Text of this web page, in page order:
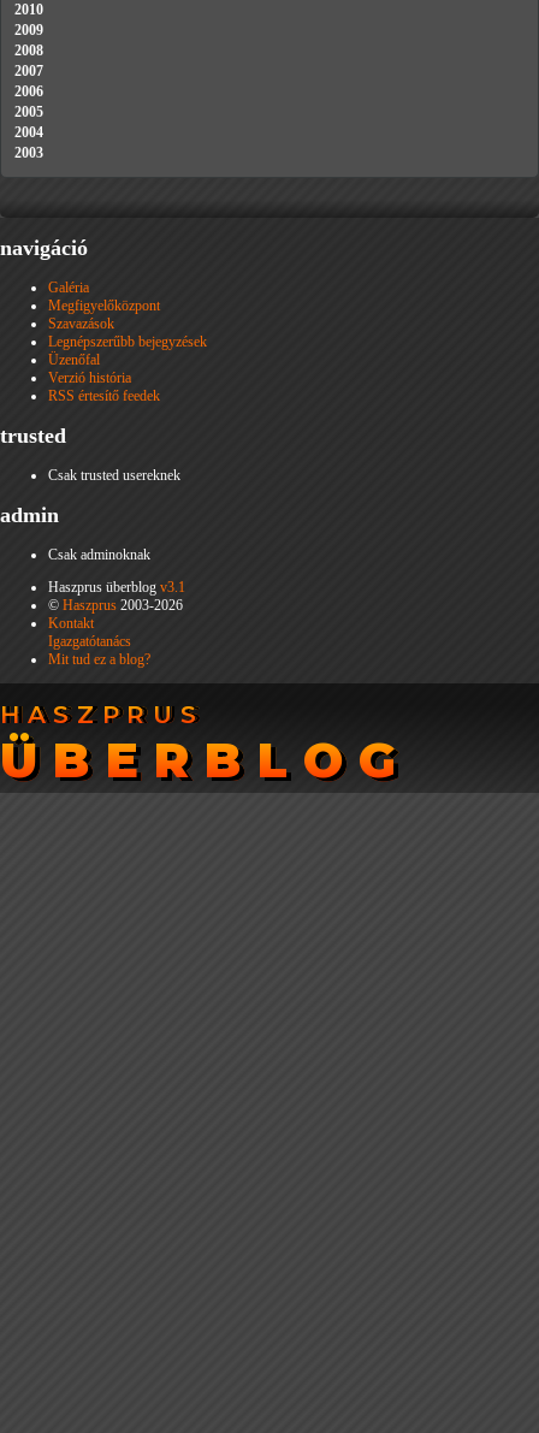
2010
2009
2008
2007
2006
2005
2004
2003
navigáció
Galéria
Megfigyelőközpont
Szavazások
Legnépszerűbb bejegyzések
Üzenőfal
Verzió história
RSS értesítő feedek
trusted
Csak trusted usereknek
admin
Csak adminoknak
Haszprus überblog v3.1
© Haszprus 2003-2026
Kontakt
Igazgatótanács
Mit tud ez a blog?
HASZPRUS
ÜBERBLOG
HASZPRUS
ÜBERBLOG